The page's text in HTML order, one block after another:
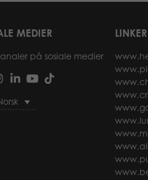
MEDIER
på sosiale medier
LINKER